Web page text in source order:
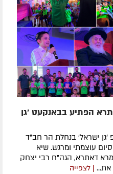
הפתיע בבאנקעט 'גן
'גן ישראל' בנחלת הר חב"ד
עוצמתי ומרגש. שיא
דאתרא, הגה"ח רבי יצחק
את...
| לצפייה